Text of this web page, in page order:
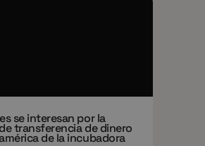
se interesan por la
transferencia de dinero
de la incubadora